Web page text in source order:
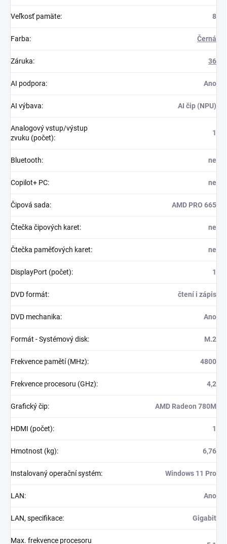
Veľkosť pamäte: 8
Farba: Černá
Záruka: 36
AI podpora: Ano
AI výbava: AI čip (NPU)
Analogový vstup/výstup
zvuku (počet):
1
Bluetooth: ne
Copilot+ PC: ne
Čipová sada: AMD PRO 665
Čtečka čipových karet: ne
Čtečka paměťových karet: ne
DisplayPort (počet): 1
DVD formát: čtení i zápis
DVD mechanika: Ano
Formát - Systémový disk: M.2
Frekvence pamětí (MHz): 4800
Frekvence procesoru (GHz): 4,2
Grafický čip: AMD Radeon 780M
HDMI (počet): 1
Hmotnost (kg): 6,76
Instalovaný operační systém: Windows 11 Pro
LAN: Ano
LAN, specifikace: Gigabit
Max. frekvence procesoru